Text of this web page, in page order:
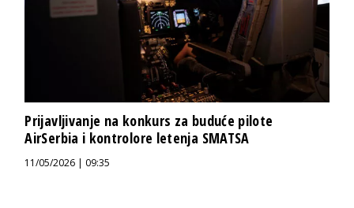
Prijavljivanje na konkurs za buduće pilote
AirSerbia i kontrolore letenja SMATSA
11/05/2026 | 09:35